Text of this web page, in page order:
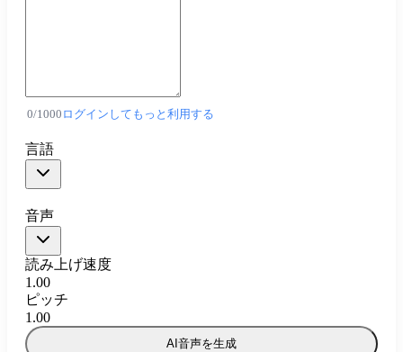
0/1000 ログインしてもっと利用する
言語
音声
読み上げ速度
1.00
ピッチ
1.00
AI音声を生成